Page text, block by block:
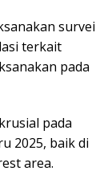
survei
terkait
pada
pada
2025, baik di
area.